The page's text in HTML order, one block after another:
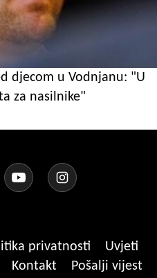
djecom u Vodnjanu: "U
za nasilnike"
privatnosti
Uvjeti
Kontakt
Pošalji vijest